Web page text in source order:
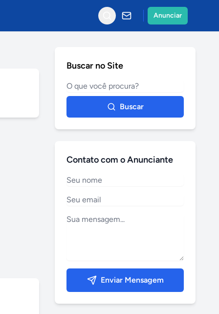
Anunciar
Buscar no Site
Buscar
Contato com o Anunciante
Enviar Mensagem